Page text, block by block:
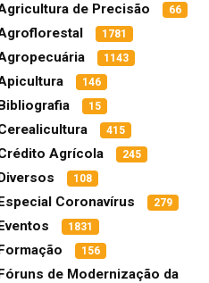
de Precisão 66
1781
1143
146
15
415
Agrícola 245
108
Coronavírus 279
1831
156
de Modernização da